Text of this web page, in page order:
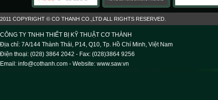
2011 COPYRIGHT © CO THANH CO.,LTD ALL RIGHTS RESERVED.
CÔNG TY TNHH THIẾT BỊ KỸ THUẬT CƠ THÀNH
Địa chỉ: 7A/144 Thành Thái, P14, Q10, Tp. Hồ Chí Minh, Việt Nam
Điện thoại: (028) 3864 2042 - Fax: (028)3864 9256
Email: info@cothanh.com - Website: www.saw.vn